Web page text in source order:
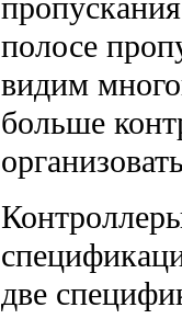
полосе
видим
больше
две